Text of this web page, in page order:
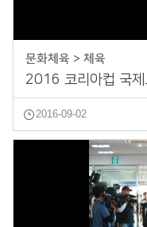
문화체육 > 체육
2016 코리아컵 국제
2016-09-02